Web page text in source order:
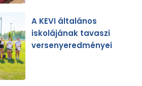
A KEVI általános
iskolájának tavaszi
versenyeredményei